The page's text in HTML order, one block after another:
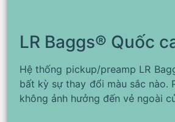
LR Baggs® Quốc
Hệ thống pickup/preamp LR
bất kỳ sự thay đổi màu sắc nào.
không ảnh hưởng đến vẻ ngoài